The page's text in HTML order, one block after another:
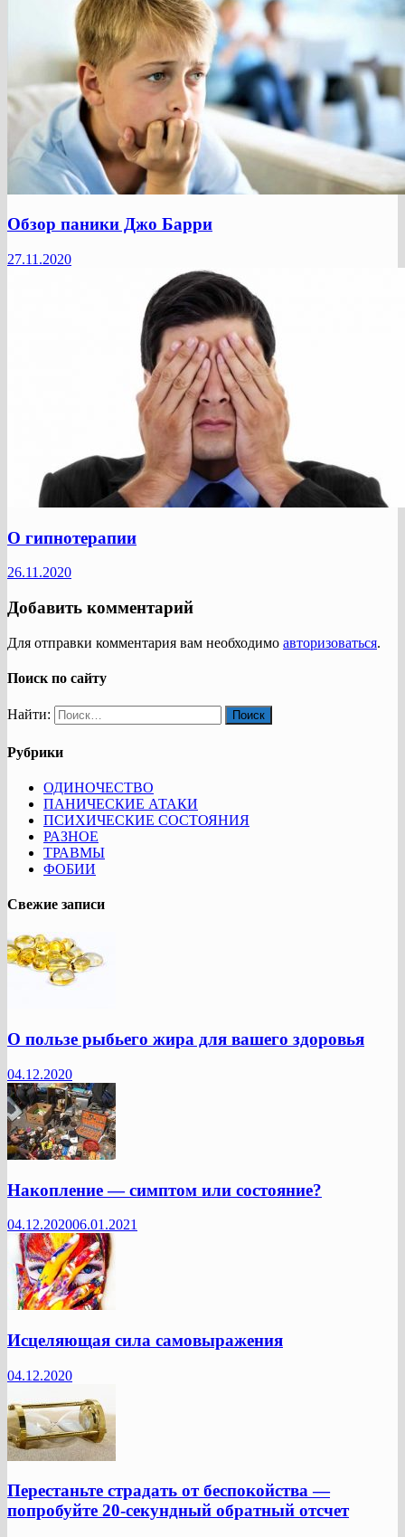
Обзор паники Джо Барри
27.11.2020
О гипнотерапии
26.11.2020
Добавить комментарий
Для отправки комментария вам необходимо авторизоваться.
Поиск по сайту
Найти:
Рубрики
ОДИНОЧЕСТВО
ПАНИЧЕСКИЕ АТАКИ
ПСИХИЧЕСКИЕ СОСТОЯНИЯ
РАЗНОЕ
ТРАВМЫ
ФОБИИ
Свежие записи
О пользе рыбьего жира для вашего здоровья
04.12.2020
Накопление — симптом или состояние?
04.12.202006.01.2021
Исцеляющая сила самовыражения
04.12.2020
Перестаньте страдать от беспокойства —
попробуйте 20-секундный обратный отсчет